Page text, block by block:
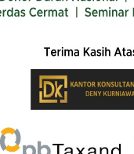
Kanwil DJP
satu kebijakan
sebagai pihak